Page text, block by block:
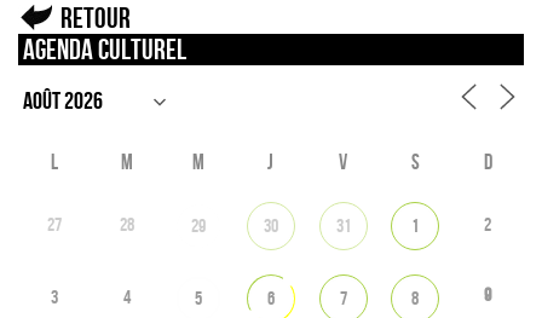
Retour
Agenda culturel
L M M J V S D
27 28 29 30 31 1 2
3 4 5 6 7 8 9